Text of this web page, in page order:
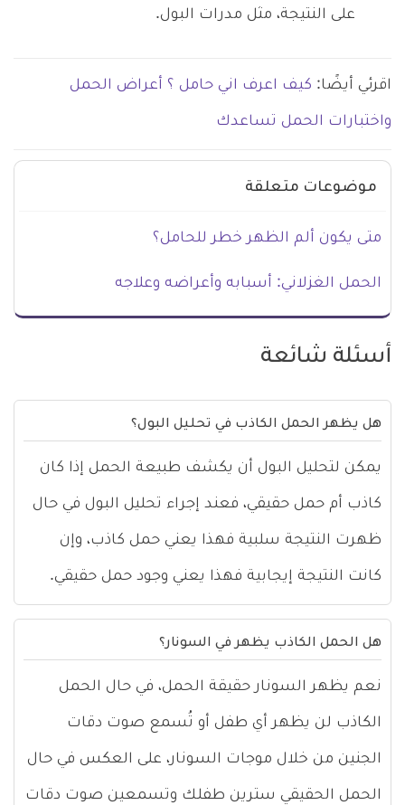
على النتيجة، مثل مدرات البول.
اقرئي أيضًا: كيف اعرف اني حامل ؟ أعراض الحمل
واختبارات الحمل تساعدك
موضوعات متعلقة
متى يكون ألم الظهر خطر للحامل؟
الحمل الغزلاني: أسبابه وأعراضه وعلاجه
أسئلة شائعة
هل يظهر الحمل الكاذب في تحليل البول؟
يمكن لتحليل البول أن يكشف طبيعة الحمل إذا كان
كاذب أم حمل حقيقي، فعند إجراء تحليل البول في حال
ظهرت النتيجة سلبية فهذا يعني حمل كاذب، وإن
كانت النتيجة إيجابية فهذا يعني وجود حمل حقيقي.
هل الحمل الكاذب يظهر في السونار؟
نعم يظهر السونار حقيقة الحمل، في حال الحمل
الكاذب لن يظهر أي طفل أو تُسمع صوت دقات
الجنين من خلال موجات السونار، على العكس في حال
الحمل الحقيقي سترين طفلك وتسمعين صوت دقات